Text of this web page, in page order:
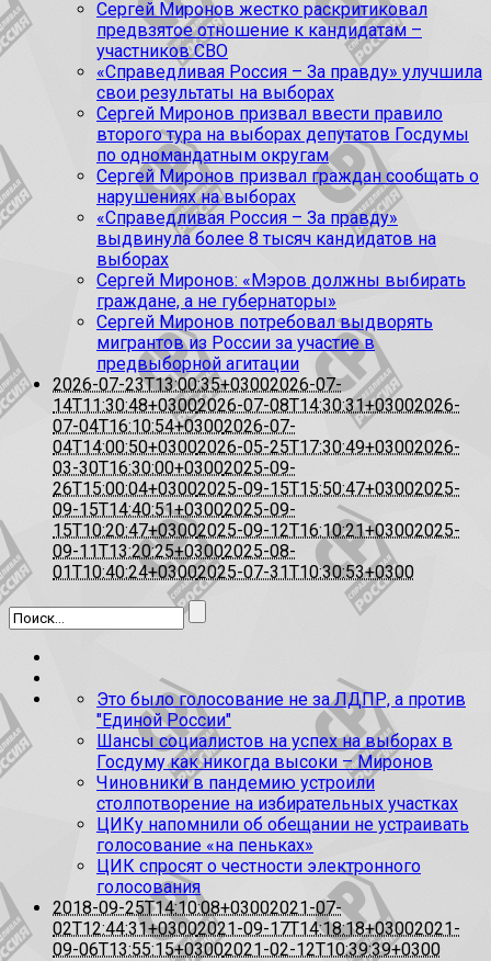
Сергей Миронов жестко раскритиковал
предвзятое отношение к кандидатам –
участников СВО
«Справедливая Россия – За правду» улучшила
свои результаты на выборах
Сергей Миронов призвал ввести правило
второго тура на выборах депутатов Госдумы
по одномандатным округам
Сергей Миронов призвал граждан сообщать о
нарушениях на выборах
«Справедливая Россия – За правду»
выдвинула более 8 тысяч кандидатов на
выборах
Сергей Миронов: «Мэров должны выбирать
граждане, а не губернаторы»
Сергей Миронов потребовал выдворять
мигрантов из России за участие в
предвыборной агитации
2026-07-23T13:00:35+03002026-07-
14T11:30:48+03002026-07-08T14:30:31+03002026-
07-04T16:10:54+03002026-07-
04T14:00:50+03002026-05-25T17:30:49+03002026-
03-30T16:30:00+03002025-09-
26T15:00:04+03002025-09-15T15:50:47+03002025-
09-15T14:40:51+03002025-09-
15T10:20:47+03002025-09-12T16:10:21+03002025-
09-11T13:20:25+03002025-08-
01T10:40:24+03002025-07-31T10:30:53+0300
Это было голосование не за ЛДПР, а против
"Единой России"
Шансы социалистов на успех на выборах в
Госдуму как никогда высоки – Миронов
Чиновники в пандемию устроили
столпотворение на избирательных участках
ЦИКу напомнили об обещании не устраивать
голосование «на пеньках»
ЦИК спросят о честности электронного
голосования
2018-09-25T14:10:08+03002021-07-
02T12:44:31+03002021-09-17T14:18:18+03002021-
09-06T13:55:15+03002021-02-12T10:39:39+0300